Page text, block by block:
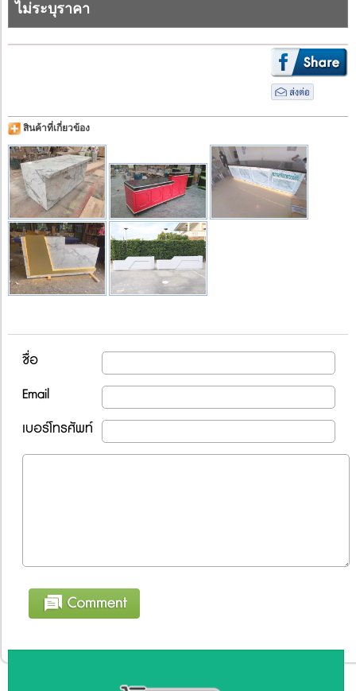
ไม่ระบุราคา
สินค้าที่เกี่ยวข้อง
ชื่อ
Email
เบอร์โทรศัพท์